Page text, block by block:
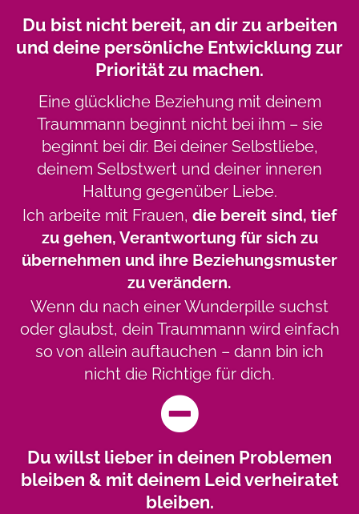
Du bist nicht bereit, an dir zu arbeiten
und deine persönliche Entwicklung zur
Priorität zu machen.​
Eine glückliche Beziehung mit deinem
Traummann beginnt nicht bei ihm – sie
beginnt bei dir. Bei deiner Selbstliebe,
deinem Selbstwert und deiner inneren
Haltung gegenüber Liebe.
Ich arbeite mit Frauen, die bereit sind, tief
zu gehen, Verantwortung für sich zu
übernehmen und ihre Beziehungsmuster
zu verändern.
Wenn du nach einer Wunderpille suchst
oder glaubst, dein Traummann wird einfach
so von allein auftauchen – dann bin ich
nicht die Richtige für dich.
Du willst lieber in deinen Problemen
bleiben & mit deinem Leid verheiratet
bleiben.